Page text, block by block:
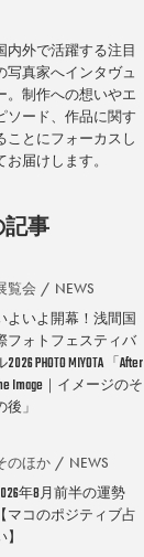
内外で活躍する注目
写真家へインタヴュ
。制作への想いやエ
ソード、作品に関す
ことにフォーカスし
お届けします。
記事
覧会 NEWS
よいよ開幕！浅間国
フォトフェスティバ
2026 PHOTO MIYOTA 「After
Image｜イメージのそ
後」
のほか NEWS
年8月前半の運勢
【マコのポジティブ占
】